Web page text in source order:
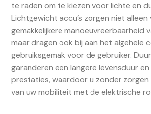
te raden om te kiezen voor lichte en
Lichtgewicht accu’s zorgen niet alleen
gemakkelijkere manoeuvreerbaarheid
maar dragen ook bij aan het algehele
gebruiksgemak voor de gebruiker.
garanderen een langere levensduur
prestaties, waardoor u zonder zorgen
van uw mobiliteit met de elektrische